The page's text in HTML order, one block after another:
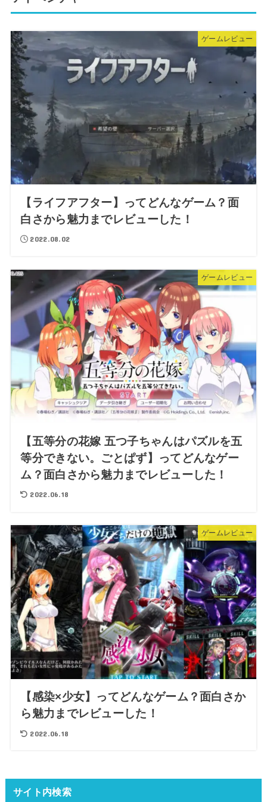
ゲームレビュー
【ライフアフター】ってどんなゲーム？面
白さから魅力までレビューした！
2022.08.02
ゲームレビュー
【五等分の花嫁 五つ子ちゃんはパズルを五
等分できない。ごとぱず】ってどんなゲー
ム？面白さから魅力までレビューした！
2022.06.18
ゲームレビュー
【感染×少女】ってどんなゲーム？面白さか
ら魅力までレビューした！
2022.06.18
サイト内検索